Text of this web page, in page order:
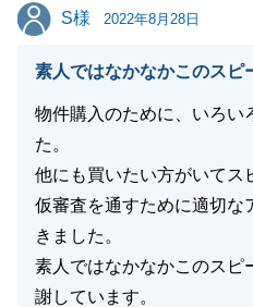
S様
S様 2022年8月28日
素人ではなかなかこのスピ
物件購入のために、いろい
た。
他にも買いたい方がいてス
仮審査を通すために適切な
きました。
素人ではなかなかこのスピ
謝しています。